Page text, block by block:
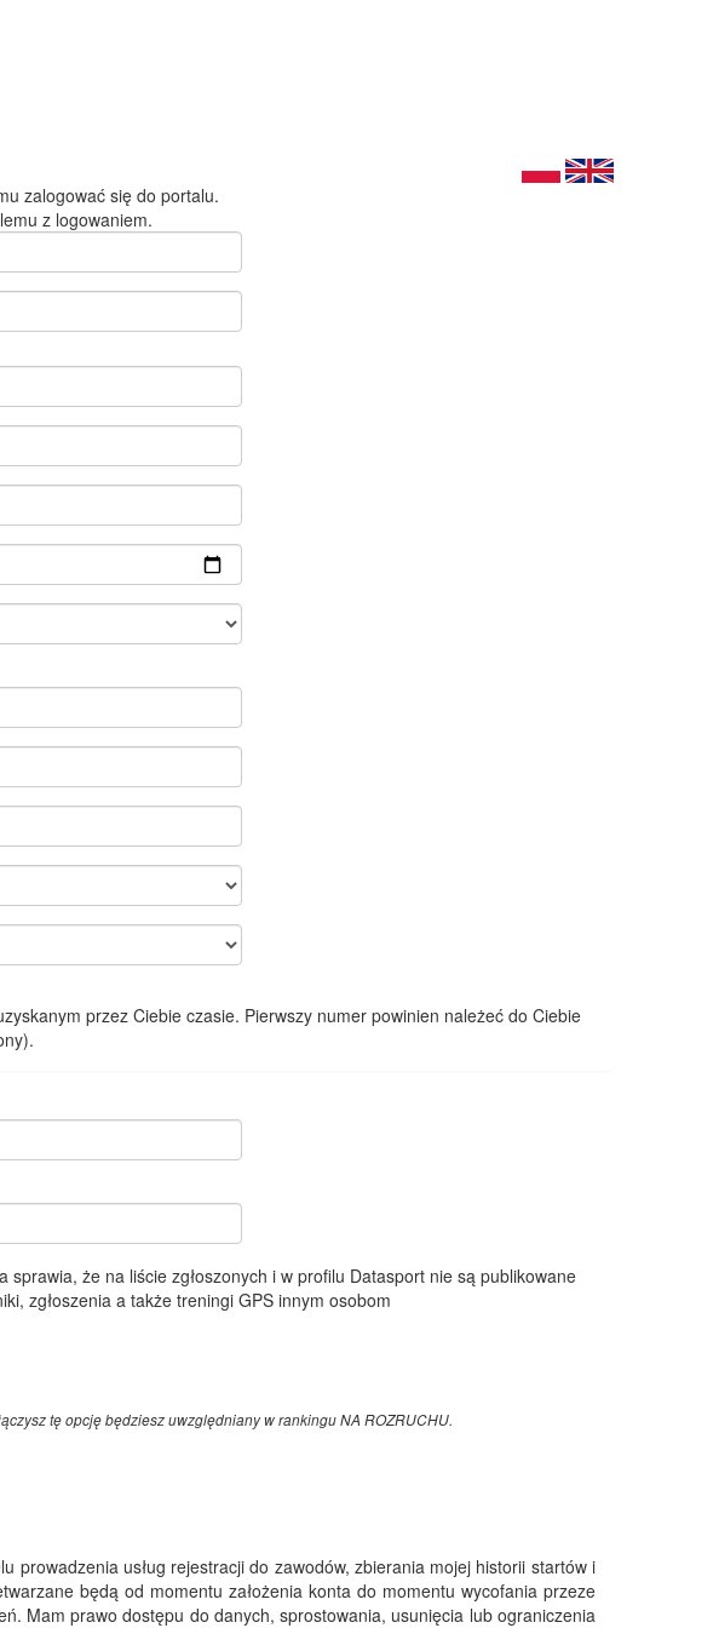
zalogować się do portalu.
z logowaniem.
przez Ciebie czasie. Pierwszy numer powinien należeć do Ciebie
sprawia, że na liście zgłoszonych i w profilu Datasport nie są publikowane
zgłoszenia a także treningi GPS innym osobom
tę opcję będziesz uwzględniany w rankingu NA ROZRUCHU.
usług rejestracji do zawodów, zbierania mojej historii startów i
będą od momentu założenia konta do momentu wycofania przeze
Mam prawo dostępu do danych, sprostowania, usunięcia lub ograniczenia